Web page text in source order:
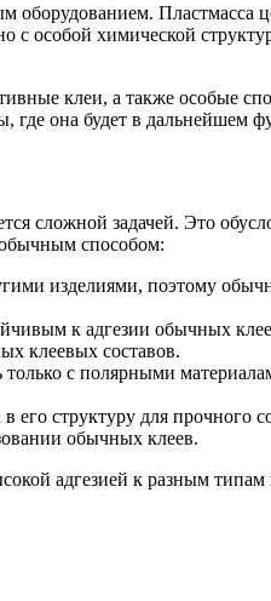
Пластмасса
с особой химической
клеи, а также особые
где она будет в дальнейшем
сложной задачей. Это
способом:
изделиями, поэтому
к адгезии обычных
клеевых составов.
с полярными
его структуру для прочного
обычных клеев.
адгезией к разным типам